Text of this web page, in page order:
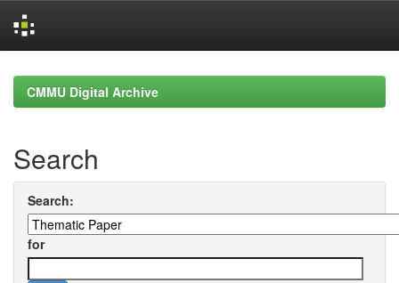
navigationCMMU Digital Archive
Search
Search:
for